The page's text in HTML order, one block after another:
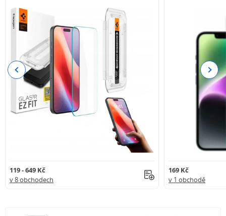
119 - 649 Kč
v 8 obchodech
169 Kč
v 1 obchodě
Previous Next